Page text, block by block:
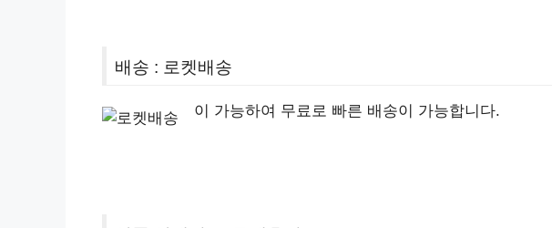
배송 : 로켓배송
이 가능하여 무료로 빠른 배송이 가능합니다.